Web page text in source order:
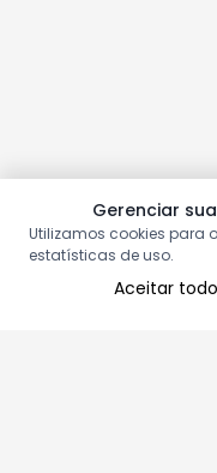
Gerenciar
Utilizamos cookies para
estatísticas de uso.
Aceitar